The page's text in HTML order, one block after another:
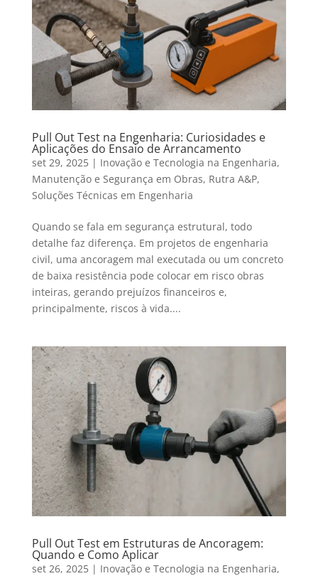
Pull Out Test na Engenharia: Curiosidades e
Aplicações do Ensaio de Arrancamento
set 29, 2025| Inovação e Tecnologia na Engenharia,
Manutenção e Segurança em Obras, Rutra A&P,
Soluções Técnicas em Engenharia
Quando se fala em segurança estrutural, todo
detalhe faz diferença. Em projetos de engenharia
civil, uma ancoragem mal executada ou um concreto
de baixa resistência pode colocar em risco obras
inteiras, gerando prejuízos financeiros e,
principalmente, riscos à vida....
Pull Out Test em Estruturas de Ancoragem:
Quando e Como Aplicar
set 26, 2025| Inovação e Tecnologia na Engenharia,